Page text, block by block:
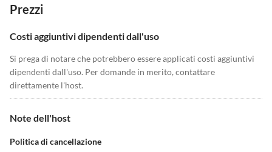
Prezzi
Costi aggiuntivi dipendenti dall'uso
Si prega di notare che potrebbero essere applicati costi aggiuntivi
dipendenti dall'uso. Per domande in merito, contattare
direttamente l'host.
Note dell'host
Politica di cancellazione